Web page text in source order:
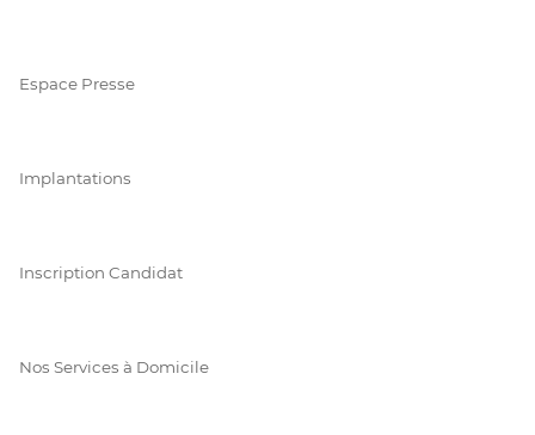
Espace Presse
Implantations
Inscription Candidat
Nos Services à Domicile